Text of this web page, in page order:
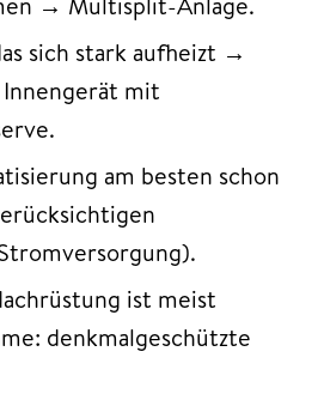
sich stark aufheizt →
mit
am besten schon
ist meist
denkmalgeschützte